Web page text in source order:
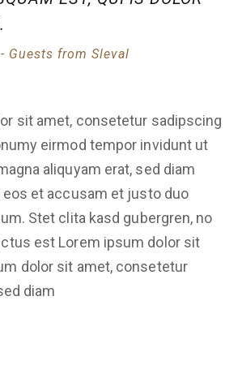
Guests from Sleval
sit amet, consetetur sadipscing
eirmod tempor invidunt ut
aliquyam erat, sed diam
eos et accusam et justo duo
Stet clita kasd gubergren, no
est Lorem ipsum dolor sit
dolor sit amet, consetetur
diam